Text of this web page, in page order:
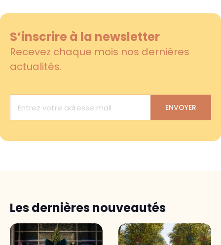
S’inscrire à la newsletter​
Recevez chaque mois nos dernières
actualités.
ENVOYER
Les dernières nouveautés